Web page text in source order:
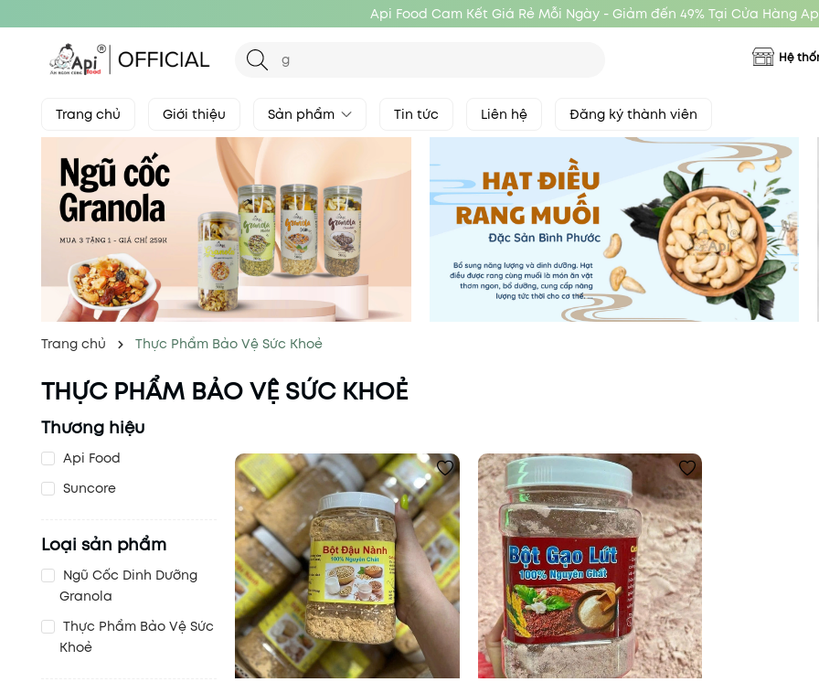
Api Food Cam Kết Giá Rẻ Mỗi Ngày - Giảm đến 49% Tại Cửa Hàng
Hệ
Trang chủ Giới thiệu Sản phẩm Tin tức Liên hệ Đăng ký thành viên
Trang chủ Thực Phẩm Bảo Vệ Sức Khoẻ
THỰC PHẨM BẢO VỆ SỨC KHOẺ
Thương hiệu
Api Food
Suncore
Loại sản phẩm
Ngũ Cốc Dinh Dưỡng
Granola
Thực Phẩm Bảo Vệ Sức
Khoẻ